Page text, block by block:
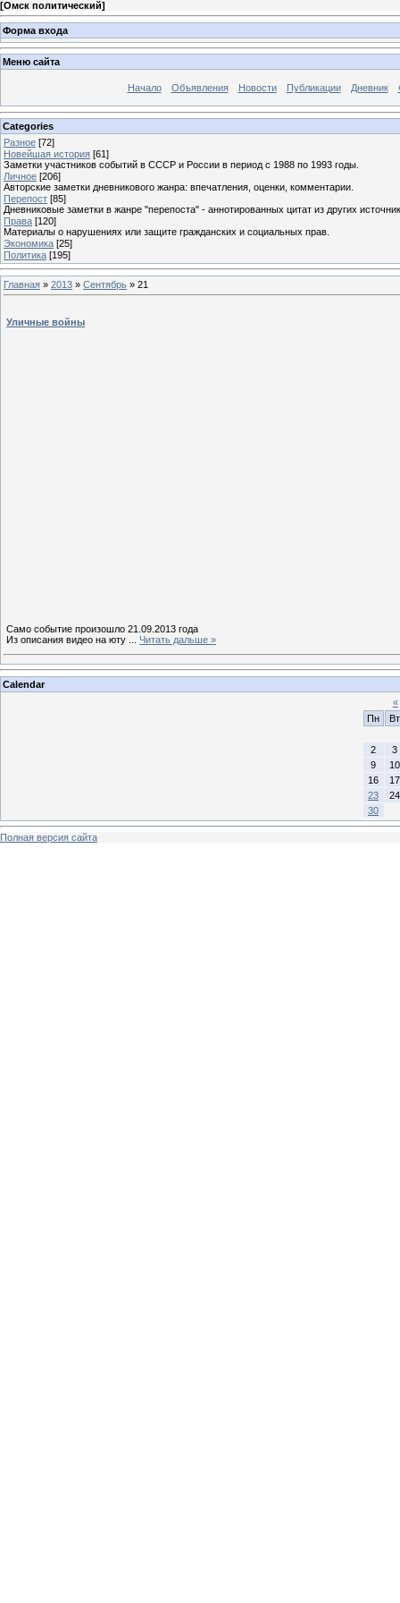
[Омск политический]
Форма входа
Меню сайта
Начало Объявления Новости Публикации Дневник
Categories
Разное [72]
Новейшая история [61]
Заметки участников событий в СССР и России в период с 1988 по 1993 годы.
Личное [206]
Авторские заметки дневникового жанра: впечатления, оценки, комментарии.
Перепост [85]
Дневниковые заметки в жанре "перепоста" - аннотированных цитат из других
Права [120]
Материалы о нарушениях или защите гражданских и социальных прав.
Экономика [25]
Политика [195]
Главная » 2013 » Сентябрь » 21
Уличные войны
Само событие произошло 21.09.2013 года
Из описания видео на юту
Читать дальше »
Calendar
«
Пн
Вт
2
3
9
10
16
17
23
24
30
Полная версия сайта